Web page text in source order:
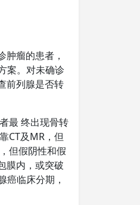
肿瘤的患者，
案。对未确诊
前列腺是否转
最 终出现骨转
CT及MR，但
但假阴性和假
膜内，或突破
癌临床分期，